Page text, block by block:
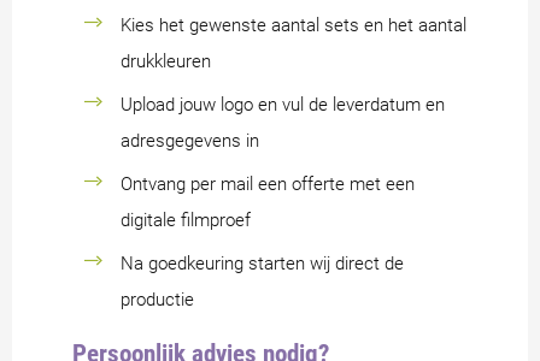
Kies het gewenste aantal sets en het aantal
drukkleuren
Upload jouw logo en vul de leverdatum en
adresgegevens in
Ontvang per mail een offerte met een
digitale filmproef
Na goedkeuring starten wij direct de
productie
Persoonlijk advies nodig?